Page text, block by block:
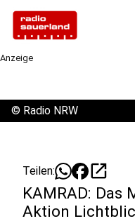
Anzeige
© Radio NRW
Teilen: open_in_new
KAMRAD: Das
Aktion